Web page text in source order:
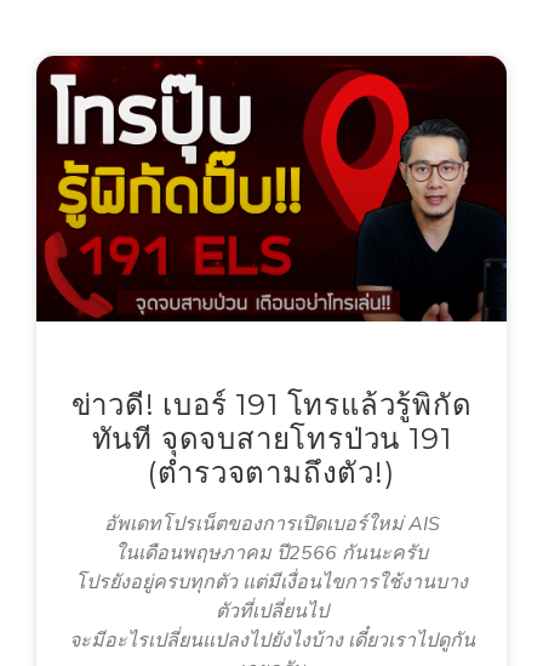
ข่าวดี! เบอร์ 191 โทรแล้วรู้พิกัด
ทันที จุดจบสายโทรป่วน 191
(ตำรวจตามถึงตัว!)
อัพเดทโปรเน็ตของการเปิดเบอร์ใหม่ AIS
ในเดือนพฤษภาคม ปี2566 กันนะครับ
โปรยังอยู่ครบทุกตัว แต่มีเงื่อนไขการใช้งานบาง
ตัวที่เปลี่ยนไป
จะมีอะไรเปลี่ยนแปลงไปยังไงบ้าง เดี๋ยวเราไปดูกัน